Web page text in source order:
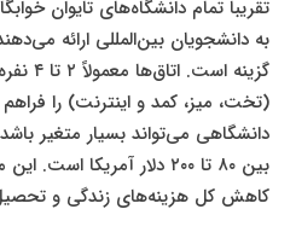
تقریباً تمام دانشگاه‌های تایوان
به دانشجویان بین‌المللی ارائه
گزینه
(تخت، میز، کمد و اینترنت) را
دانشگاهی می‌تواند بسیار متغیر
بین ۸۰ تا ۲۰۰ دلار آمریکا
کاهش کل هزینه‌های زندگی و تحصیل